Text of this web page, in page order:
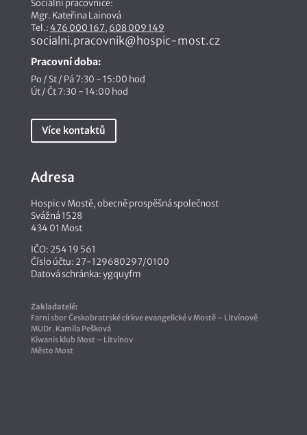
Sociální pracovnice:
Mgr. Kateřina Lainová
Tel.:476 000 167, 608 009 149
socialni.pracovnik@hospic-most.cz
Pracovní doba:
Po / St / Pá 7:30 - 15:00 hod
Út / Čt 7:30 - 14:00 hod
Více kontaktů
Adresa
Hospic v Mostě, obecně prospěšná společnost
Svážná 1528
434 01 Most
IČO: 254 19 561
Číslo účtu: 27-129680297/0100
Datová schránka: ygquyfm
Zakladatelé:
Farní sbor Českobratrské církve evangelické v Mostě – Litvínově
MUDr. Kamila Pešková
Kiwanis klub Most – Litvínov
Město Most